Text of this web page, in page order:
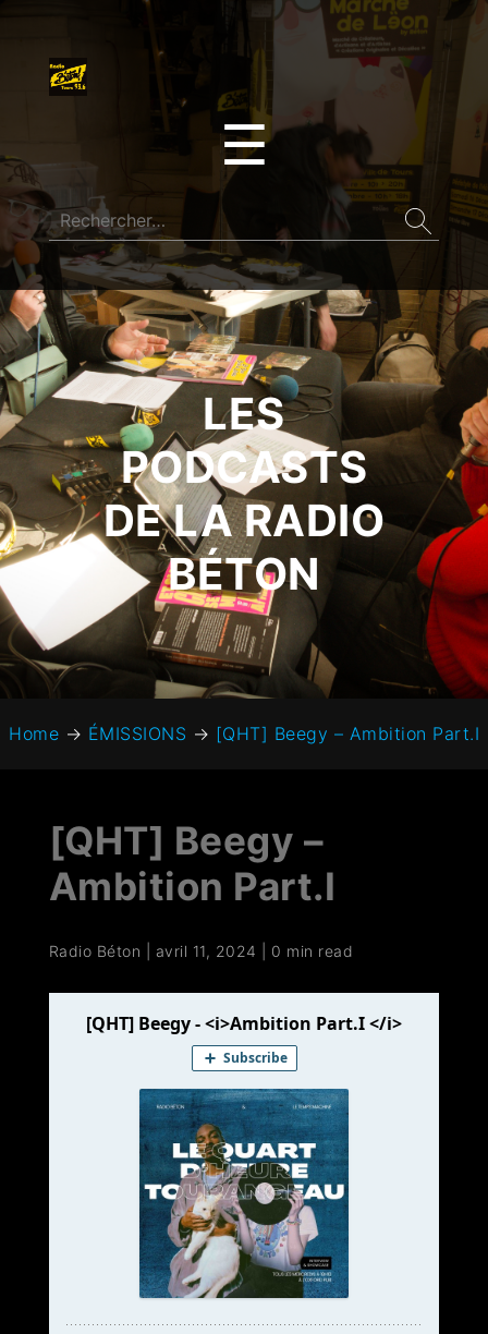
☰
LES
PODCASTS
DE LA RADIO
BÉTON
Home → ÉMISSIONS → [QHT] Beegy – Ambition Part.I
[QHT] Beegy –
Ambition Part.I
Radio Béton avril 11, 2024 0 min read